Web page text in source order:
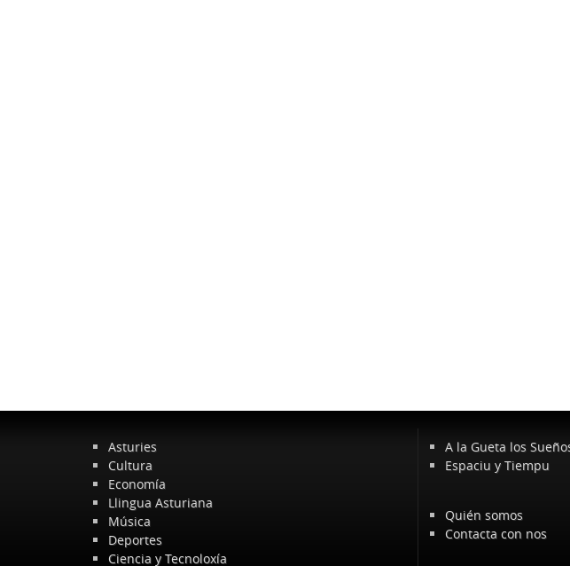
Asturies
Cultura
Economía
Llingua Asturiana
Música
Deportes
Ciencia y Tecnoloxía
A la Gueta los
Espaciu y Tiempu
Quién somos
Contacta con nos